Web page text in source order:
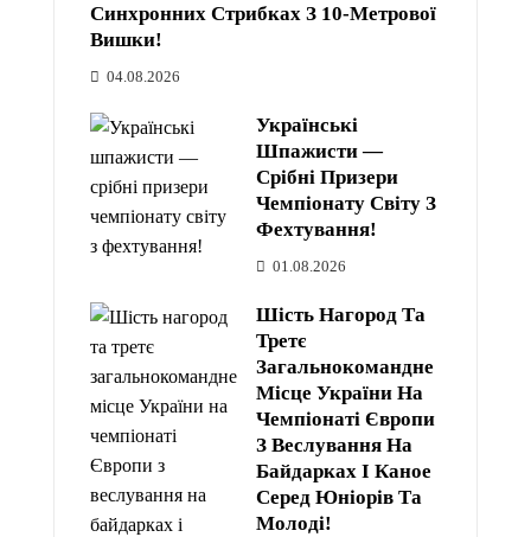
Синхронних Стрибках З 10-Метрової
Вишки!
04.08.2026
Українські
Шпажисти —
Срібні Призери
Чемпіонату Світу З
Фехтування!
01.08.2026
Шість Нагород Та
Третє
Загальнокомандне
Місце України На
Чемпіонаті Європи
З Веслування На
Байдарках І Каное
Серед Юніорів Та
Молоді!